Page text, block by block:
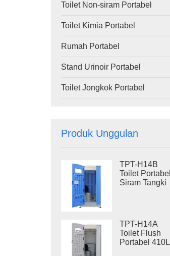
Toilet Non-siram Portabel
Toilet Kimia Portabel
Rumah Portabel
Stand Urinoir Portabel
Toilet Jongkok Portabel
Produk Unggulan
TPT-H14B
Toilet Portabel
Siram Tangki
untuk Lokasi
Proyek
TPT-H14A
Toilet Flush
Portabel 410L